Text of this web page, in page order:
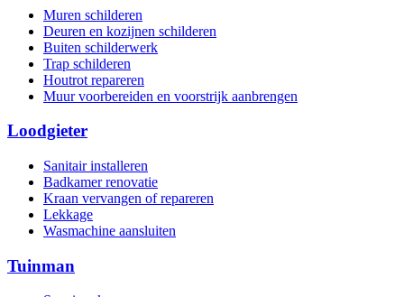
Muren schilderen
Deuren en kozijnen schilderen
Buiten schilderwerk
Trap schilderen
Houtrot repareren
Muur voorbereiden en voorstrijk aanbrengen
Loodgieter
Sanitair installeren
Badkamer renovatie
Kraan vervangen of repareren
Lekkage
Wasmachine aansluiten
Tuinman